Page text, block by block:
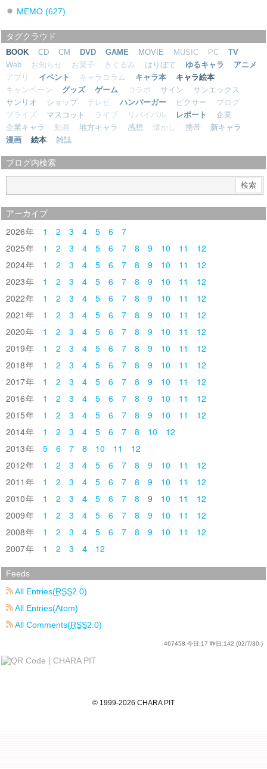
MEMO(627)
タグクラウド
BOOK CD CM DVD GAME MOVIE MUSIC PC
TV
Web
お知らせ お菓子 きぐるみ はりぼて ゆるキャラ
アニメ
アプリ
イベント キャラコラム キャラ本
キャラ絵本
キャンペーン
グッズ ゲーム コラボ サイン
サンエックス
サンリオ
ショップ テレビ ハンバーガー ピクサー
ブログ
プライズ
マスコット ライブ リバイバル レポート
企業
企業キャラ
動画 地方キャラ 感想 懐かし 携帯
新キャラ
漫画
絵本 雑誌
ブログ内検索
アーカイブ
2026 1 2 3 4 5 6
7
2025
1 2 3 4 5 6 7 8 9 10 11
12
2024
1 2 3 4 5 6 7 8 9 10 11
12
2023
1 2 3 4 5 6 7 8 9 10 11
12
2022
1 2 3 4 5 6 7 8 9 10 11
12
2021
1 2 3 4 5 6 7 8 9 10 11
12
2020
1 2 3 4 5 6 7 8 9 10 11
12
2019
1 2 3 4 5 6 7 8 9 10 11
12
2018
1 2 3 4 5 6 7 8 9 10 11
12
2017
1 2 3 4 5 6 7 8 9 10 11
12
2016
1 2 3 4 5 6 7 8 9 10 11
12
2015
1 2 3 4 5 6 7 8 9 10 11
12
2014
1 2 3 4 5 6 7 8 10
12
2013
5 6 7 8 10 11
12
2012
1 2 3 4 5 6 7 8 9 10 11
12
2011
1 2 3 4 5 6 7 8 9 10 11
12
2010
1 2 3 4 5 6 7 8 9 10 11
12
2009
1 2 3 4 5 6 7 8 9 10 11
12
2008
1 2 3 4 5 6 7 8 9 10 11
12
2007
1 2 3 4 12
Feeds
All Entries(RSS2.0)
All Entries(Atom)
All Comments(RSS2.0)
467458 今日:17 昨日:142 (02/7/30-)
© 1999-2026 CHARA PIT